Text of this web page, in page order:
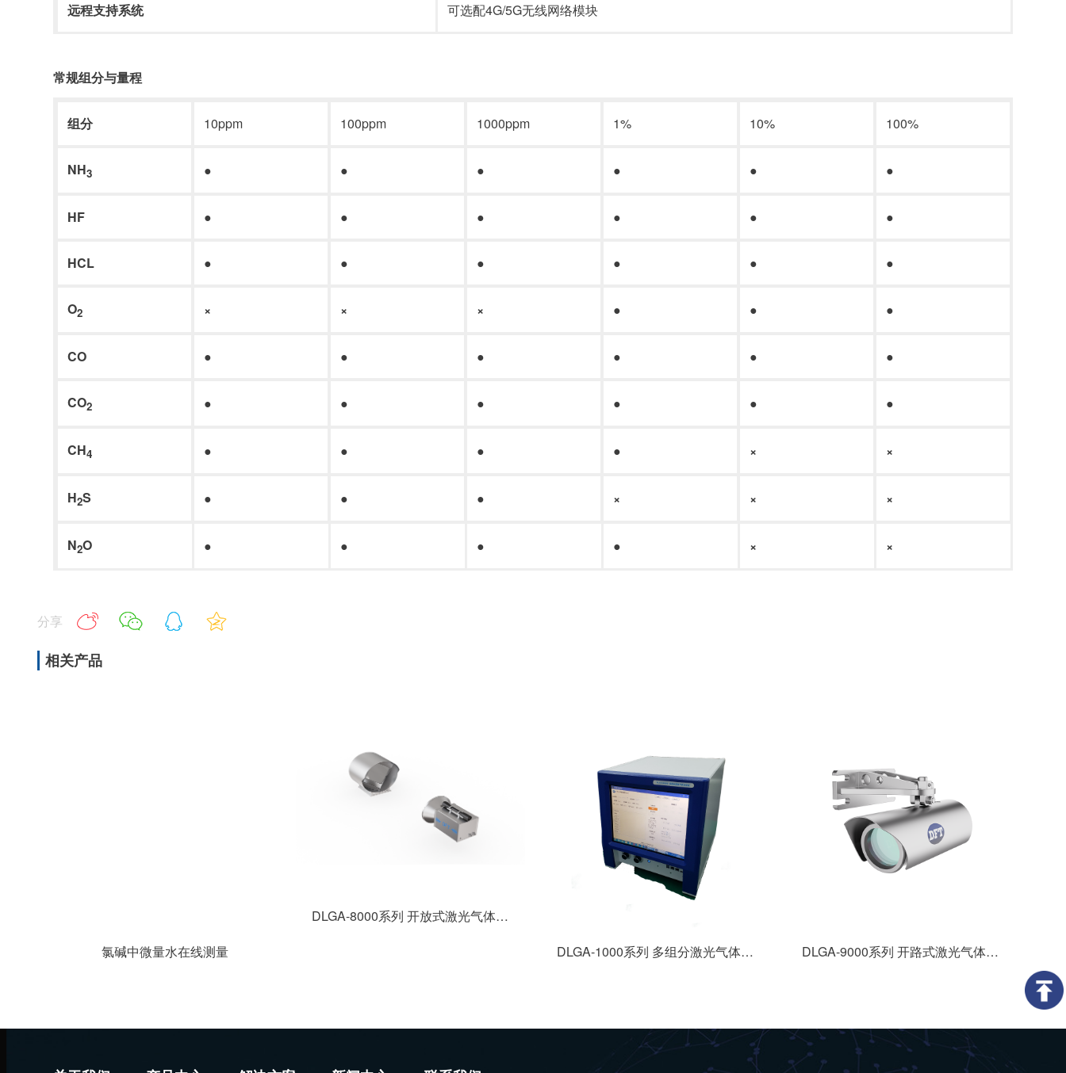
分享
相关产品
氯碱中微量水在线测量
DLGA-8000系列 开放式激光气体分析系统
DLGA-1000系列 多组分激光气体分析仪
DLGA-9000系列 开路式激光气体分析仪
远程支持系统 可选配4G/5G无线网络模块
常规组分与量程
组分 10ppm 100ppm 1000ppm 1% 10% 100%
NH3 ● ● ● ● ● ●
HF ● ● ● ● ● ●
HCL ● ● ● ● ● ●
O2 × × × ● ● ●
CO ● ● ● ● ● ●
CO2 ● ● ● ● ● ●
CH4 ● ● ● ● × ×
H2S ● ● ● × × ×
N2O ● ● ● ● × ×